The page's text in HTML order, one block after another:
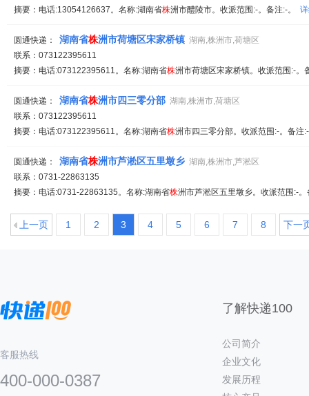
摘要：电话:13054126637。名称:湖南省株洲市醴陵市。收派范围:-。备注:-。
圆通快递： 湖南省株洲市荷塘区宋家桥镇 湖南,株洲市,荷塘区
联系：073122395611
摘要：电话:073122395611。名称:湖南省株洲市荷塘区宋家桥镇。收派范围:-
圆通快递： 湖南省株洲市四三零分部 湖南,株洲市,荷塘区
联系：073122395611
摘要：电话:073122395611。名称:湖南省株洲市四三零分部。收派范围:-。备
圆通快递： 湖南省株洲市芦淞区五里墩乡 湖南,株洲市,芦淞区
联系：0731-22863135
摘要：电话:0731-22863135。名称:湖南省株洲市芦淞区五里墩乡。收派范围:-
上一页 1 2 3 4 5 6 7 8 下一
客服热线
400-000-0387
了解快递100
公司简介
企业文化
发展历程